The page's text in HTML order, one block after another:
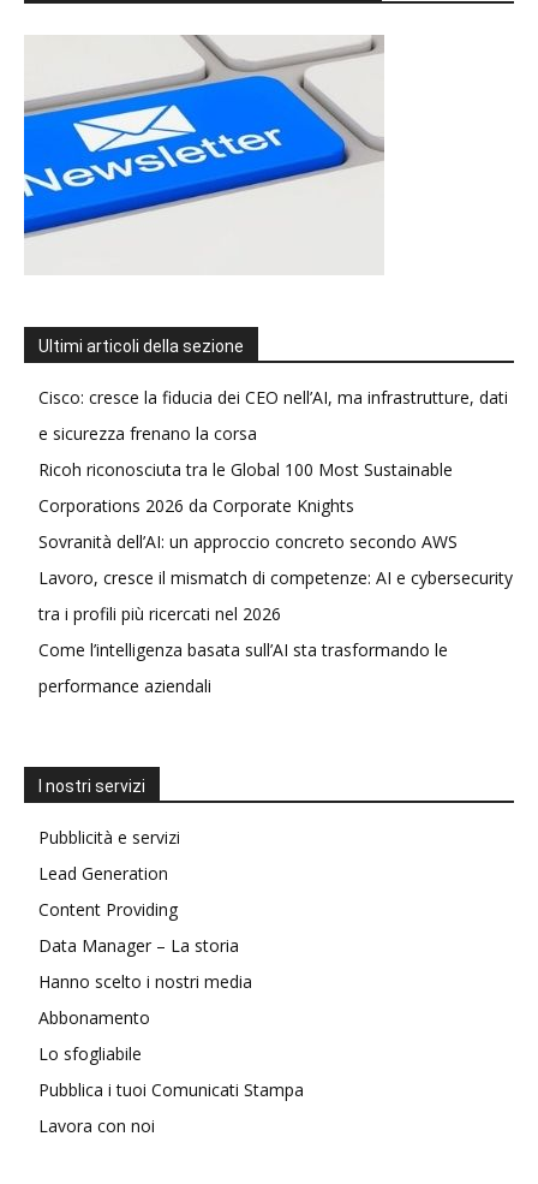
Ultimi articoli della sezione
Cisco: cresce la fiducia dei CEO nell’AI, ma infrastrutture, dati
e sicurezza frenano la corsa
Ricoh riconosciuta tra le Global 100 Most Sustainable
Corporations 2026 da Corporate Knights
Sovranità dell’AI: un approccio concreto secondo AWS
Lavoro, cresce il mismatch di competenze: AI e cybersecurity
tra i profili più ricercati nel 2026
Come l’intelligenza basata sull’AI sta trasformando le
performance aziendali
I nostri servizi
Pubblicità e servizi
Lead Generation
Content Providing
Data Manager – La storia
Hanno scelto i nostri media
Abbonamento
Lo sfogliabile
Pubblica i tuoi Comunicati Stampa
Lavora con noi